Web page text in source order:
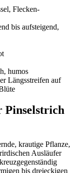
Flecken-
bis aufsteigend,
humos
Längsstreifen auf
Pinselstrich
krautige Pflanze,
Ausläufer
bis dreieckigen